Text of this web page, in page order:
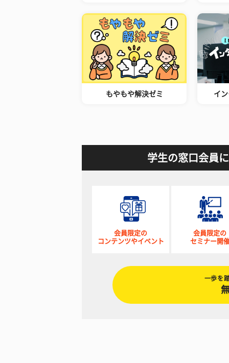
もやもや解決ゼミ イ
学生の窓口会員
会員限定の
コンテンツやイベント
会員限定の
セミナー開
一歩を